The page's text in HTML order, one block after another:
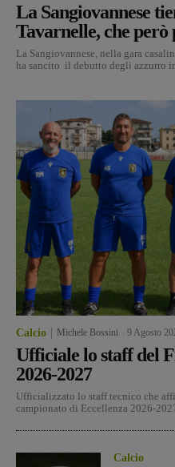
La Sangiovannese
Tavarnelle, che però
La Sangiovannese, nella gara
ha sancito il debutto degli azzurro in
Calcio Michele Bossini 9 Agosto
Ufficiale lo staff del
2026-2027
Ufficializzato lo staff tecnico che
campionato di Eccellenza 2026-
Calcio